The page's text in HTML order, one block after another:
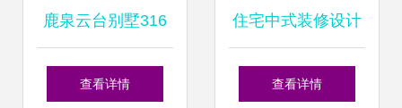
鹿泉云台别墅316
平米美式风格室内
查看详情
住宅中式装修设计
方案与效果图解析
查看详情